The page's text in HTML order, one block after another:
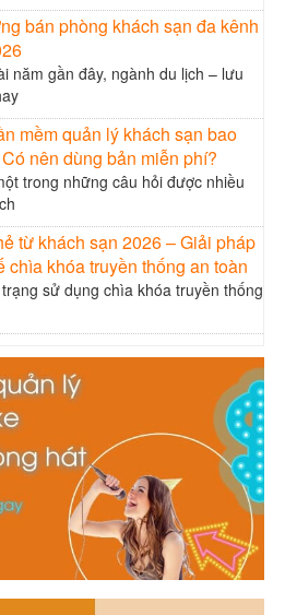
bán phòng khách sạn đa kênh
năm gần đây, ngành du lịch – lưu
mềm quản lý khách sạn bao
nên dùng bản miễn phí?
trong những câu hỏi được nhiều
từ khách sạn 2026 – Giải pháp
chìa khóa truyền thống an toàn
sử dụng chìa khóa truyền thống